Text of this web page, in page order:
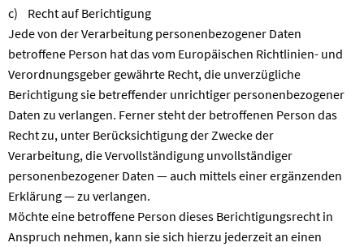
c) Recht auf Berichtigung
Jede von der Verarbeitung personenbezogener Daten
betroffene Person hat das vom Europäischen Richtlinien- und
Verordnungsgeber gewährte Recht, die unverzügliche
Berichtigung sie betreffender unrichtiger personenbezogener
Daten zu verlangen. Ferner steht der betroffenen Person das
Recht zu, unter Berücksichtigung der Zwecke der
Verarbeitung, die Vervollständigung unvollständiger
personenbezogener Daten — auch mittels einer ergänzenden
Erklärung — zu verlangen.
Möchte eine betroffene Person dieses Berichtigungsrecht in
Anspruch nehmen, kann sie sich hierzu jederzeit an einen